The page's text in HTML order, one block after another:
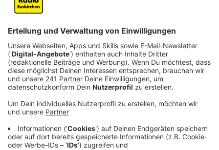
Veröffentlicht:
Anzeige
Park & Ride-Plätze oft nicht von Reisenden
genutzt
Pendler steigen häufig nur dann auf den
umweltfreundlichen Zug um, wenn es für sie dadurch